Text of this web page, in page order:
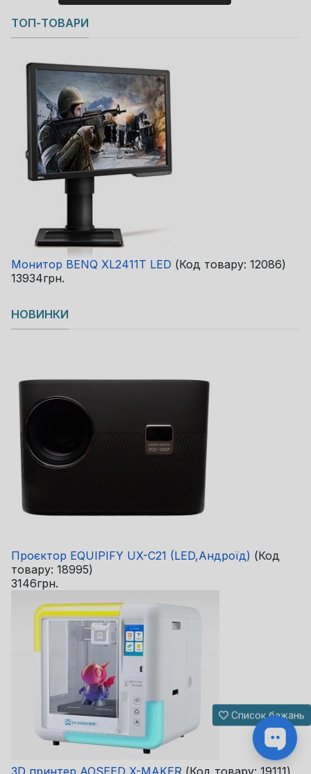
Copyright MAXXmarketing GmbH
JoomShopping Download & Support
ТОП-ТОВАРИ
Монитор BENQ XL2411T LED (Код товару: 12086)
13934грн.
НОВИНКИ
Проєктор EQUIPIFY UX-C21 (LED,Андроїд) (Код
товару: 18995)
3146грн.
3D принтер AOSEED X-MAKER (Код товару: 19111)
Список бажань